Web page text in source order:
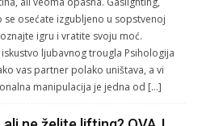
osećate izgubljeno u sopstvenoj
igru i vratite svoju moć.
ljubavnog trougla Psihologija
vas partner polako uništava, a vi
manipulacija je jedna od […]